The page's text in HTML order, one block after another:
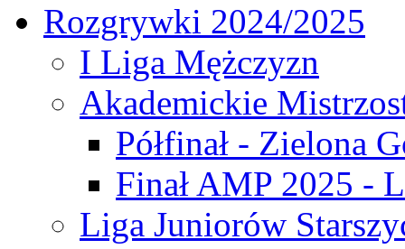
Rozgrywki 2024/2025
I Liga Mężczyzn
Akademickie
Półfinał - Zielona
Finał AMP 2025 -
Liga Juniorów